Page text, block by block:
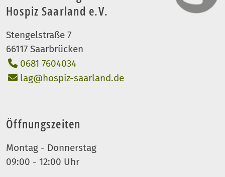
Hospiz Saarland e.V.
Stengelstraße 7
66117 Saarbrücken
0681 7604034
lag@hospiz-saarland.de
Öffnungszeiten
Montag - Donnerstag
09:00 - 12:00 Uhr